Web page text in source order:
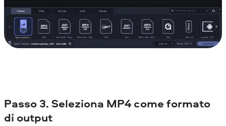
Passo 3. Seleziona MP4 come formato
di output